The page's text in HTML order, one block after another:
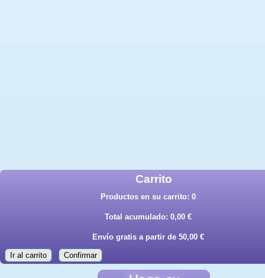
Carrito
Productos en su carrito: 0
Total acumulado: 0,00 €
Envío gratis a partir de 50,00 €
Ir al carrito Confirmar